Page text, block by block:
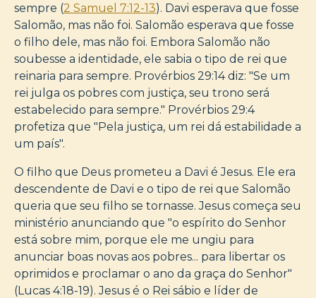
sempre (2 Samuel 7:12-13). Davi esperava que fosse
Salomão, mas não foi. Salomão esperava que fosse
o filho dele, mas não foi. Embora Salomão não
soubesse a identidade, ele sabia o tipo de rei que
reinaria para sempre. Provérbios 29:14 diz: "Se um
rei julga os pobres com justiça, seu trono será
estabelecido para sempre." Provérbios 29:4
profetiza que "Pela justiça, um rei dá estabilidade a
um país".
O filho que Deus prometeu a Davi é Jesus. Ele era
descendente de Davi e o tipo de rei que Salomão
queria que seu filho se tornasse. Jesus começa seu
ministério anunciando que "o espírito do Senhor
está sobre mim, porque ele me ungiu para
anunciar boas novas aos pobres... para libertar os
oprimidos e proclamar o ano da graça do Senhor"
(Lucas 4:18-19). Jesus é o Rei sábio e líder de